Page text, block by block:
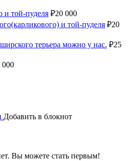
и той-пуделя ₽20 000
и той-пуделя ₽20
терьера можно у нас. ₽25
000
Добавить в блокнот
Вы можете стать первым!